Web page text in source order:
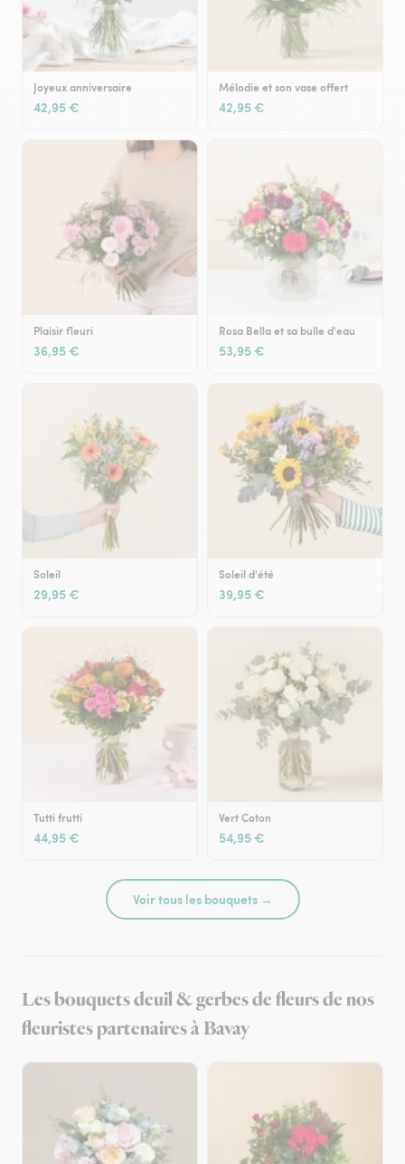
Joyeux anniversaire
42,95 €
Mélodie et son vase offert
42,95 €
Plaisir fleuri
36,95 €
Rosa Bella et sa bulle d'eau
53,95 €
Soleil
29,95 €
Soleil d'été
39,95 €
Tutti frutti
44,95 €
Vert Coton
54,95 €
Voir tous les bouquets →
Les bouquets deuil & gerbes de fleurs de nos
fleuristes partenaires à Bavay